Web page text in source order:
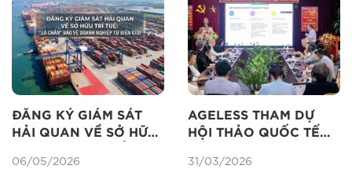
ĐĂNG KÝ GIÁM SÁT
HẢI QUAN VỀ SỞ HỮU
BẢO VỆ DOANH
06/05/2026
AGELESS THAM DỰ
HỘI THẢO QUỐC TẾ
TRÍ TUỆ
31/03/2026